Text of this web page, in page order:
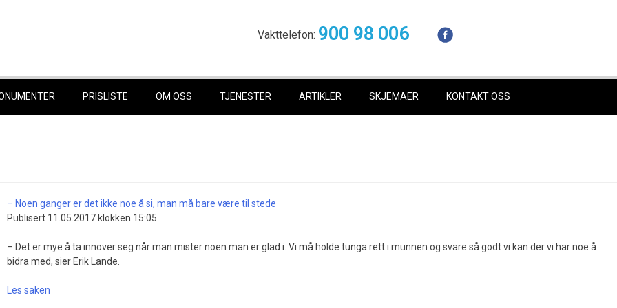
Vakttelefon: 900 98 006
PRISLISTE OM OSS TJENESTER ARTIKLER SKJEMAER KONTAKT OSS
– Noen ganger er det ikke noe å si, man må bare være til stede
Publisert 11.05.2017 klokken 15:05
– Det er mye å ta innover seg når man mister noen man er glad i. Vi må holde tunga rett i munnen og svare så godt vi kan der vi har noe å
bidra med, sier Erik Lande.
Les saken